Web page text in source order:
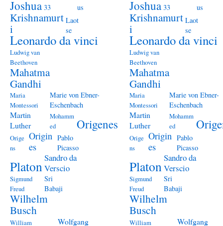
Joshua 33
us
Krishnamurt
i
Laot
se
Leonardo da vinci
Ludwig van
Beethoven
Mahatma
Gandhi
Maria
Montessori
Marie von Ebner-
Eschenbach
Martin
Luther
Mohamm
ed
Origenes
Orige
ns
Origin
es
Pablo
Picasso
Platon
Sandro da
Verscio
Sigmund
Freud
Sri
Babaji
Wilhelm
Busch
William
Wolfgang
Joshua 33
us
Krishnamurt
i
Laot
se
Leonardo da vinci
Ludwig van
Beethoven
Mahatma
Gandhi
Maria
Montessori
Marie von Ebner-
Eschenbach
Martin
Luther
Mohamm
ed
Orige
ns
Origin
es
Pablo
Picasso
Platon
Sandro da
Verscio
Sigmund
Freud
Sri
Babaji
Wilhelm
Busch
William
Wolfgang